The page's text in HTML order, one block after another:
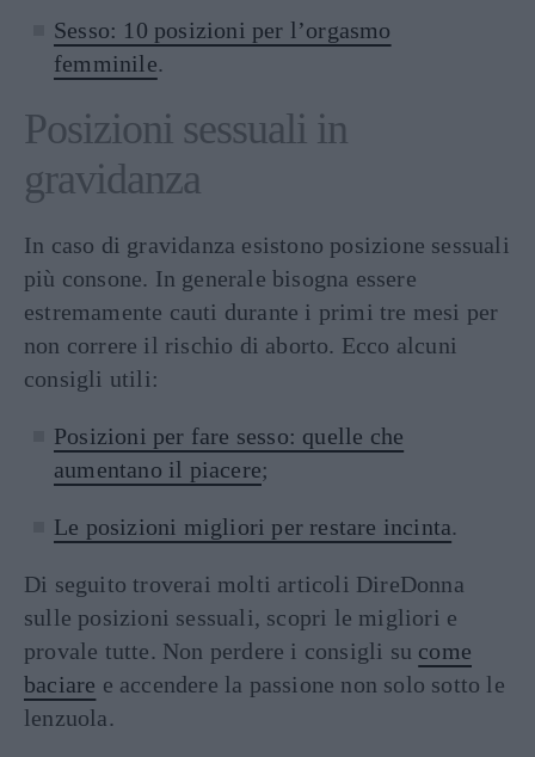
Sesso: 10 posizioni per l’orgasmo
femminile.
Posizioni sessuali in
gravidanza
In caso di gravidanza esistono posizione sessuali
più consone. In generale bisogna essere
estremamente cauti durante i primi tre mesi per
non correre il rischio di aborto. Ecco alcuni
consigli utili:
Posizioni per fare sesso: quelle che
aumentano il piacere;
Le posizioni migliori per restare incinta.
Di seguito troverai molti articoli DireDonna
sulle posizioni sessuali, scopri le migliori e
provale tutte. Non perdere i consigli su come
baciare e accendere la passione non solo sotto le
lenzuola.